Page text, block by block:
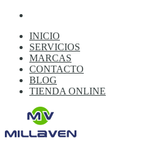
INICIO
SERVICIOS
MARCAS
CONTACTO
BLOG
TIENDA ONLINE